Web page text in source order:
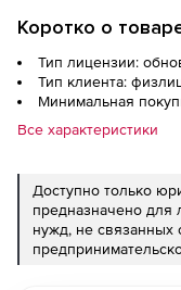
Коротко о
Тип лицензии:
Тип клиента:
Минимальная
Все характеристики
Доступно только
предназначено
нужд, не связанных